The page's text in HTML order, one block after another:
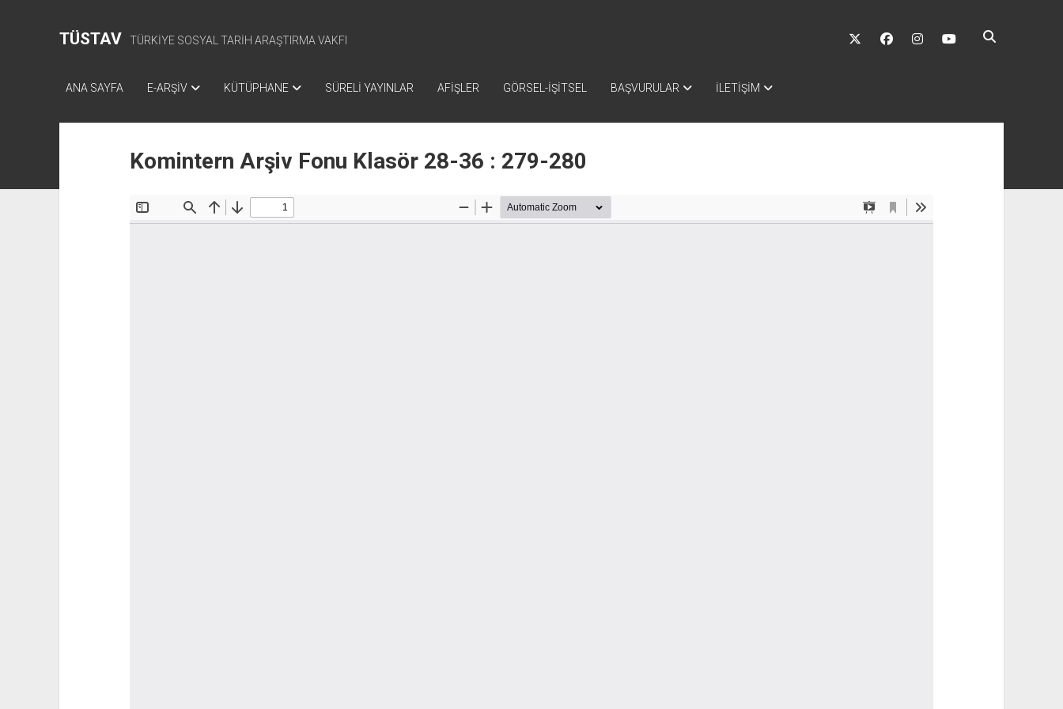
TÜSTAV TÜRKİYE SOSYAL TARİH ARAŞTIRMA VAKFI
twitter facebookinstagramyoutube
ANA SAYFA E-ARŞİV KÜTÜPHANE SÜRELİ YAYINLAR AFİŞLER GÖRSEL-İŞİTSEL BAŞVURULAR İLETİŞİM
Komintern Arşiv Fonu Klasör 28-36 : 279-280